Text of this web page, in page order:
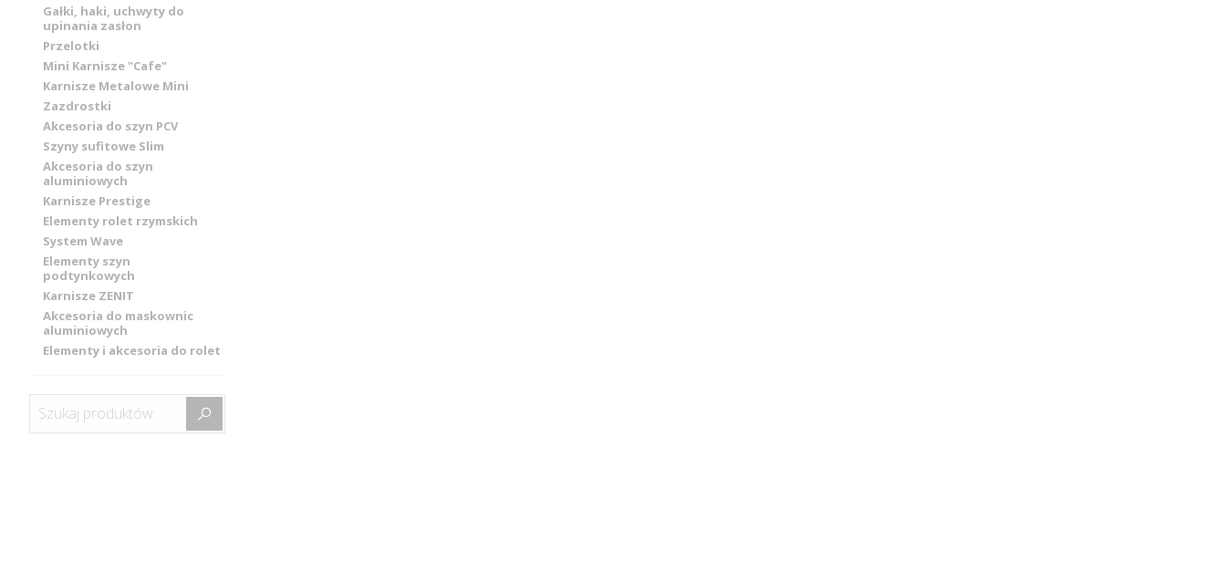
Gałki, haki, uchwyty do
upinania zasłon
Przelotki
Mini Karnisze "Cafe"
Karnisze Metalowe Mini
Zazdrostki
Akcesoria do szyn PCV
Szyny sufitowe Slim
Akcesoria do szyn
aluminiowych
Karnisze Prestige
Elementy rolet rzymskich
System Wave
Elementy szyn
podtynkowych
Karnisze ZENIT
Akcesoria do maskownic
aluminiowych
Elementy i akcesoria do rolet
Szukaj produktów: